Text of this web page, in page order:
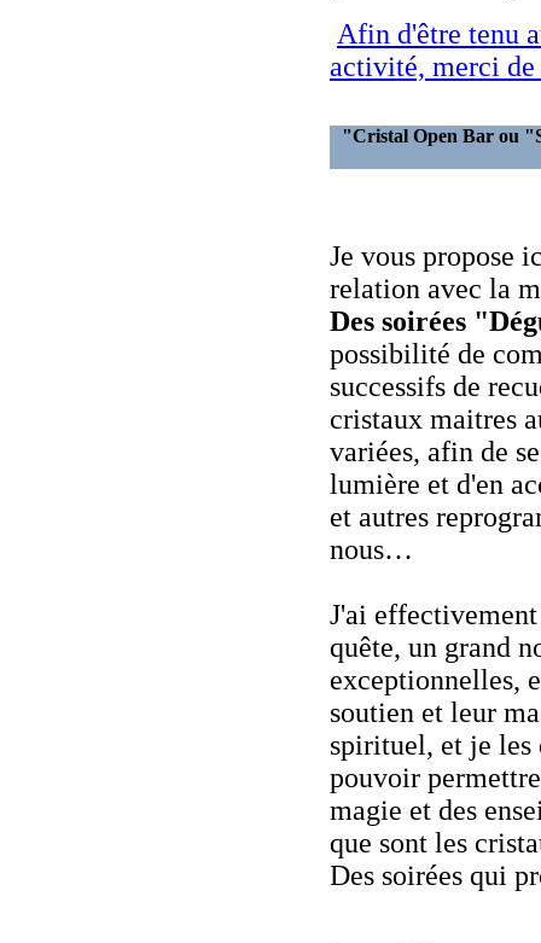
Afin d'être tenu
activité, merci de
"Cristal Open
Je vous propose
relation avec la
Des soirées
possibilité de
successifs de
cristaux maitres
variées, afin de
lumière et d'en
et autres
nous…
J'ai effectivement
quête, un grand
exceptionnelles,
soutien et leur
spirituel, et je
pouvoir
magie et des
que sont les
Des soirées qui